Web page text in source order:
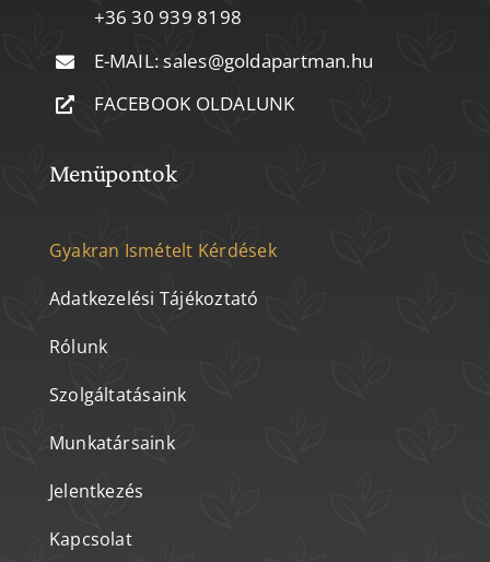
+36 30 939 8198
E-MAIL:sales@goldapartman.hu
FACEBOOK OLDALUNK
Menüpontok
Gyakran Ismételt Kérdések
Adatkezelési Tájékoztató
Rólunk
Szolgáltatásaink
Munkatársaink
Jelentkezés
Kapcsolat